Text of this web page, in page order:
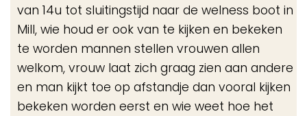
van 14u tot sluitingstijd naar de welness boot in
Mill, wie houd er ook van te kijken en bekeken
te worden mannen stellen vrouwen allen
welkom, vrouw laat zich graag zien aan andere
en man kijkt toe op afstandje dan vooral kijken
bekeken worden eerst en wie weet hoe het